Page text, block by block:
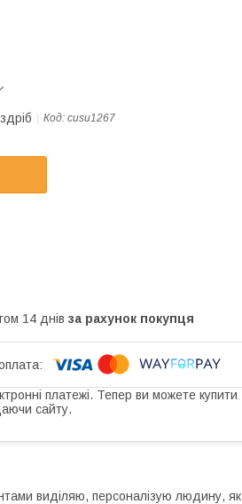
Код: cusu1267
14 днів за рахунок покупця
платежі. Тепер ви можете купити
сайту.
виділяю, персоналізую людину, як